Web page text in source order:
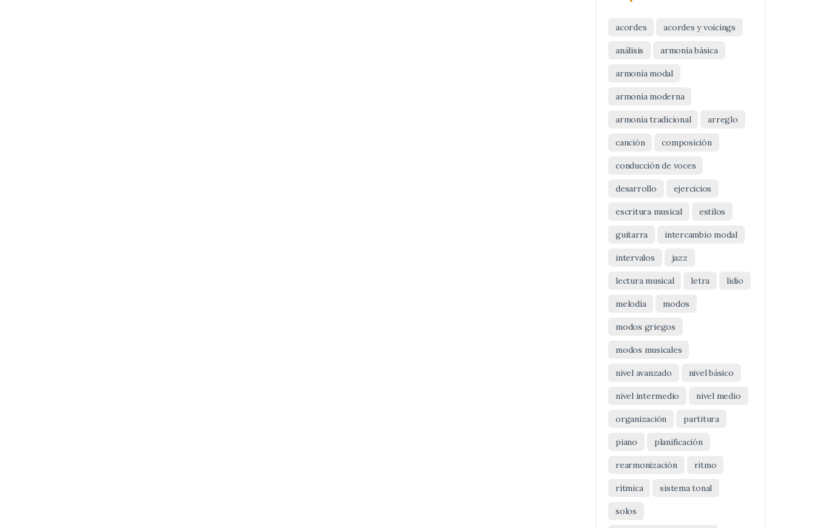
acordes acordes y voicings
análisis armonía básica
armonía modal
armonía moderna
armonía tradicional arreglo
canción composición
conducción de voces
desarrollo ejercicios
escritura musical estilos
guitarra intercambio modal
intervalos jazz
lectura musical letra lidio
melodía modos
modos griegos
modos musicales
nivel avanzado nivel básico
nivel intermedio nivel medio
organización partitura
piano planificación
rearmonización ritmo
rítmica sistema tonal
solos